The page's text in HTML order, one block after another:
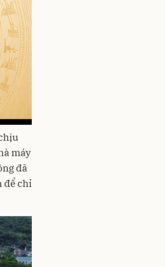
máy
đã
để chỉ